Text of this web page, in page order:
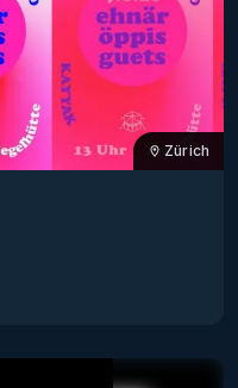
Zürich